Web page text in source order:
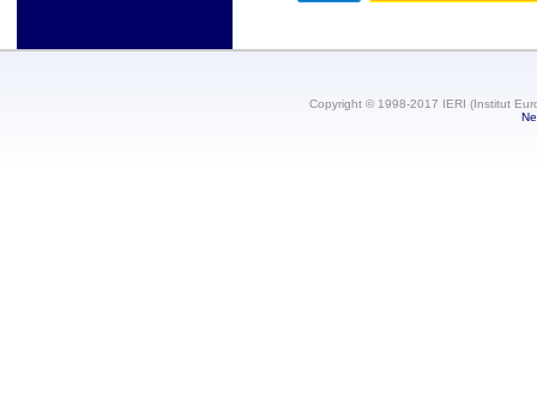
Copyright © 1998-2017 IERI (Institut